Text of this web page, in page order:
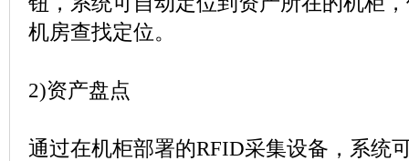
机房查找定位。
2)资产盘点
通过在机柜部署的RFID采集设备，系统